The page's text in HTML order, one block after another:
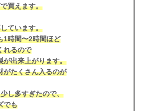
買えます。
ています。
1時間〜2時間ほど
れるので
が出来上がります。
がたくさん入るのが
し多すぎたので、
でも